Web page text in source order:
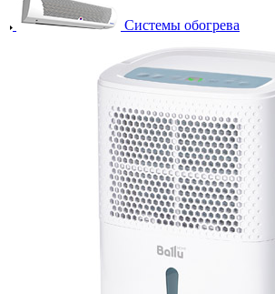
Системы обогрева